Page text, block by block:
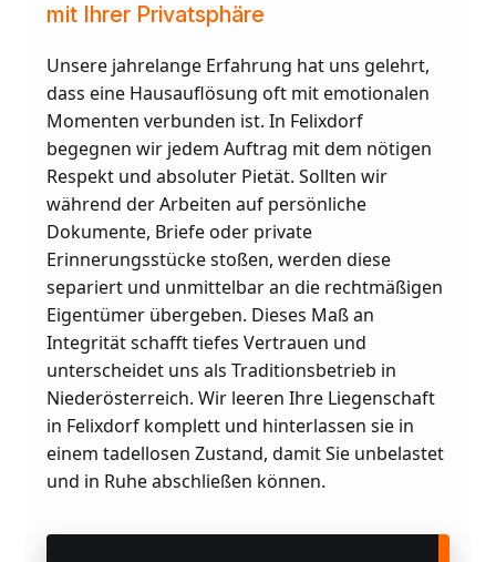
mit Ihrer Privatsphäre
Unsere jahrelange Erfahrung hat uns gelehrt,
dass eine Hausauflösung oft mit emotionalen
Momenten verbunden ist. In Felixdorf
begegnen wir jedem Auftrag mit dem nötigen
Respekt und absoluter Pietät. Sollten wir
während der Arbeiten auf persönliche
Dokumente, Briefe oder private
Erinnerungsstücke stoßen, werden diese
separiert und unmittelbar an die rechtmäßigen
Eigentümer übergeben. Dieses Maß an
Integrität schafft tiefes Vertrauen und
unterscheidet uns als Traditionsbetrieb in
Niederösterreich. Wir leeren Ihre Liegenschaft
in Felixdorf komplett und hinterlassen sie in
einem tadellosen Zustand, damit Sie unbelastet
und in Ruhe abschließen können.